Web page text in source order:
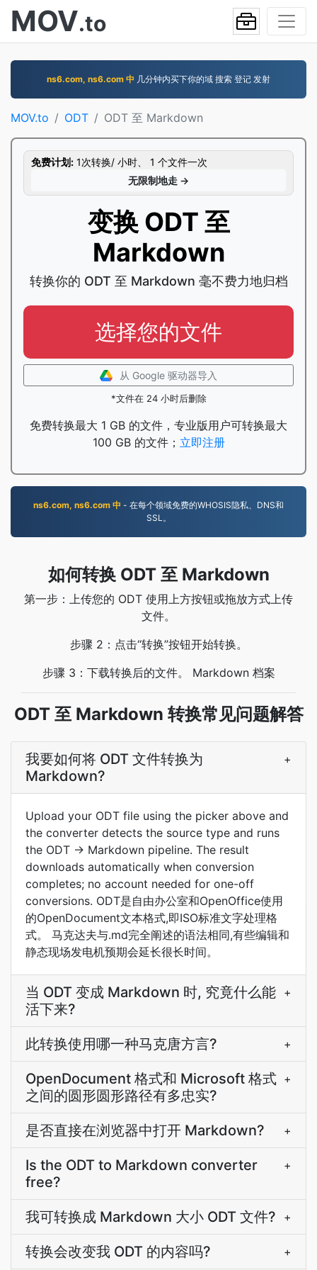
MOV.to
ns6.com, ns6.com 中 几分钟内买下你的域 搜索 登记 发射
MOV.to ODT ODT 至 Markdown
免费计划: 1次转换/ 小时、 1 个文件一次
无限制地走 →
变换 ODT 至
Markdown
转换你的 ODT 至 Markdown 毫不费力地归档
选择您的文件
从 Google 驱动器导入
*文件在 24 小时后删除
免费转换最大 1 GB 的文件，专业版用户可转换最大
100 GB 的文件； 立即注册
ns6.com, ns6.com 中 - 在每个领域免费的WHOSIS隐私、DNS和
SSL。
如何转换 ODT 至 Markdown
第一步：上传您的 ODT 使用上方按钮或拖放方式上传
文件。
步骤 2：点击“转换”按钮开始转换。
步骤 3：下载转换后的文件。 Markdown 档案
ODT 至 Markdown 转换常见问题解答
我要如何将 ODT 文件转换为
Markdown?
+
Upload your ODT file using the picker above and
the converter detects the source type and runs
the ODT → Markdown pipeline. The result
downloads automatically when conversion
completes; no account needed for one-off
conversions. ODT是自由办公室和OpenOffice使用
的OpenDocument文本格式,即ISO标准文字处理格
式。 马克达夫与.md完全阐述的语法相同,有些编辑和
静态现场发电机预期会延长很长时间。
当 ODT 变成 Markdown 时, 究竟什么能
活下来?
+
此转换使用哪一种马克唐方言? +
OpenDocument 格式和 Microsoft 格式
之间的圆形圆形路径有多忠实?
+
是否直接在浏览器中打开 Markdown? +
Is the ODT to Markdown converter
free?
+
我可转换成 Markdown 大小 ODT 文件? +
转换会改变我 ODT 的内容吗? +